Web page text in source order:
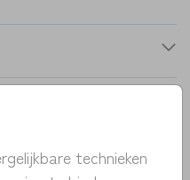
technieken